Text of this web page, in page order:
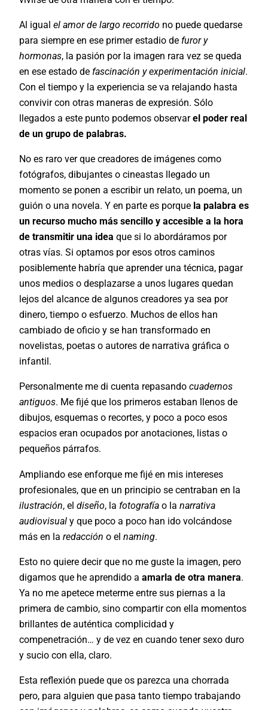
Al igual el amor de largo recorrido no puede quedarse
para siempre en ese primer estadio de furor y
hormonas, la pasión por la imagen rara vez se queda
en ese estado de fascinación y experimentación inicial.
Con el tiempo y la experiencia se va relajando hasta
convivir con otras maneras de expresión. Sólo
llegados a este punto podemos observarel poder real
de un grupo de palabras.
No es raro ver que creadores de imágenes como
fotógrafos, dibujantes o cineastas llegado un
momento se ponen a escribir un relato, un poema, un
guión o una novela. Y en parte es porque la palabra es
un recurso mucho más sencillo y accesible a la hora
de transmitir una idea que si lo abordáramos por
otras vías. Si optamos por esos otros caminos
posiblemente habría que aprender una técnica, pagar
unos medios o desplazarse a unos lugares quedan
lejos del alcance de algunos creadores ya sea por
dinero, tiempo o esfuerzo. Muchos de ellos han
cambiado de oficio y se han transformado en
novelistas, poetas o autores de narrativa gráfica o
infantil.
Personalmente me di cuenta repasando cuadernos
antiguos. Me fijé que los primeros estaban llenos de
dibujos, esquemas o recortes, y poco a poco esos
espacios eran ocupados por anotaciones, listas o
pequeños párrafos.
Ampliando ese enforque me fijé en mis intereses
profesionales, que en un principio se centraban en la
ilustración, el diseño, la fotografía o la narrativa
audiovisual y que poco a poco han ido volcándose
más en la redacción o el naming.
Esto no quiere decir que no me guste la imagen, pero
digamos que he aprendido a amarla de otra manera.
Ya no me apetece meterme entre sus piernas a la
primera de cambio, sino compartir con ella momentos
brillantes de auténtica complicidad y
compenetración… y de vez en cuando tener sexo duro
y sucio con ella, claro.
Esta reflexión puede que os parezca una chorrada
pero, para alguien que pasa tanto tiempo trabajando